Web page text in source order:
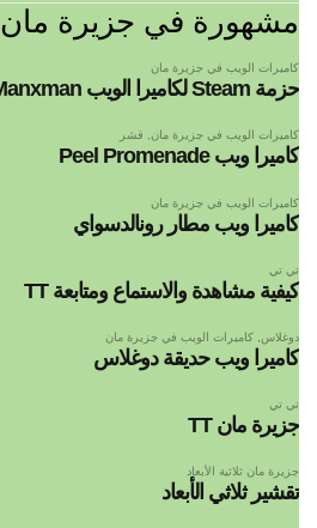
مشهورة في جزيرة مان
كاميرات الويب في جزيرة مان
حزمة Steam لكاميرا الويب Manxman
كاميرات الويب في جزيرة مان, قشر
كاميرا ويب Peel Promenade
كاميرات الويب في جزيرة مان
كاميرا ويب مطار رونالدسواي
تي تي
كيفية مشاهدة والاستماع ومتابعة TT
دوغلاس كاميرات الويب في جزيرة مان
كاميرا ويب حديقة دوغلاس
تي تي
جزيرة مان TT
جزيرة مان ثلاثية الأبعاد
تقشير ثلاثي الأبعاد